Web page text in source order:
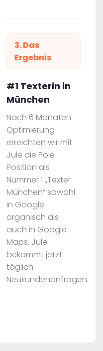
3. Das
Ergebnis
#1 Texterin in
München
Nach 6 Monaten
Optimierung
erreichten wir mit
Jule die Pole
Position als
Nummer 1 „Texter
München“ sowohl
in Google
organisch als
auch in Google
Maps. Jule
bekommt jetzt
täglich
Neukundenanfragen.